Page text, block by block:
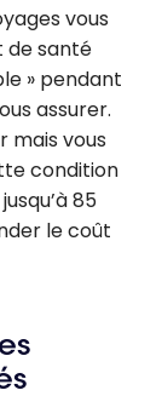
vous
de santé
» pendant
assurer.
mais vous
condition
85
le coût